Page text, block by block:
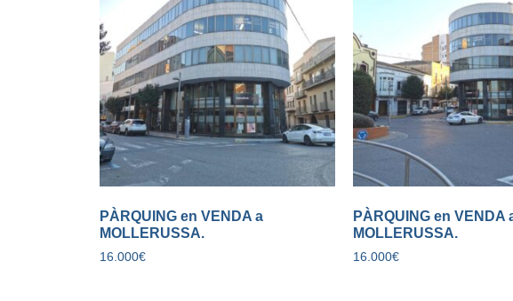
PÀRQUING en VENDA a
MOLLERUSSA.
16.000€
PÀRQUING en VENDA
MOLLERUSSA.
16.000€